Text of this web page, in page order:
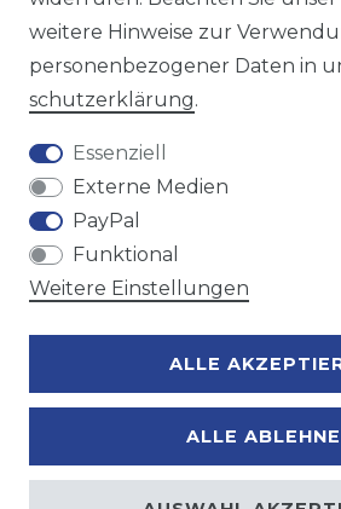
weitere Hinweise zur
personenbezogener Daten in
schutz­erklärung.
Essenziell
Externe Medien
PayPal
Funktional
Weitere Einstellungen
ALLE
ALLE